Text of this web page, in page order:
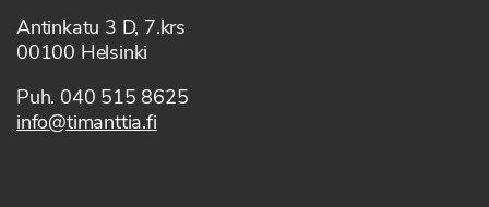
Antinkatu 3 D, 7.krs
00100 Helsinki
Puh. 040 515 8625
info@timanttia.fi